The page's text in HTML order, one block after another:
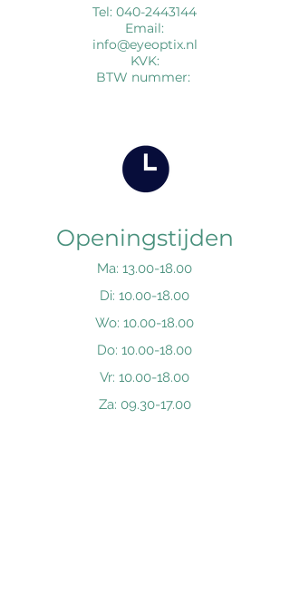
Tel: 040-2443144
Email:
info@eyeoptix.nl
KVK:
BTW nummer:
Openingstijden
Ma: 13.00-18.00
Di: 10.00-18.00
Wo: 10.00-18.00
Do: 10.00-18.00
Vr: 10.00-18.00
Za: 09.30-17.00